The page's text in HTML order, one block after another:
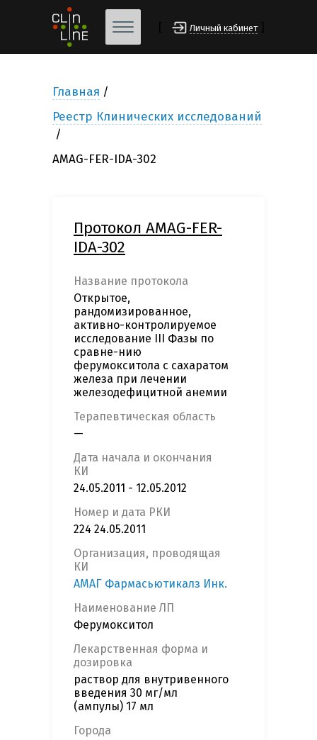
Личный кабинет
Главная
Реестр Клинических исследований
AMAG-FER-IDA-302
Протокол AMAG-FER-
IDA-302
Название протокола
Открытое,
рандомизированное,
активно-контролируемое
исследование III Фазы по
сравне-нию
ферумокситола с сахаратом
железа при лечении
железодефицитной анемии
Терапевтическая область
—
Дата начала и окончания
КИ
24.05.2011 - 12.05.2012
Номер и дата РКИ
224 24.05.2011
Организация, проводящая
КИ
АМАГ Фармасьютикалз Инк.
Наименование ЛП
Ферумокситол
Лекарственная форма и
дозировка
раствор для внутривенного
введения 30 мг/мл
(ампулы) 17 мл
Города